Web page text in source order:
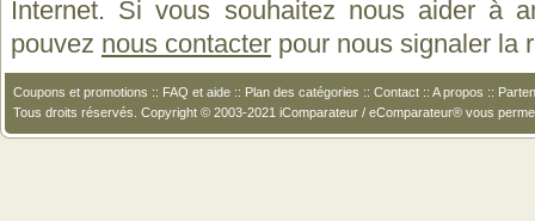
Internet. Si vous souhaitez nous aider à
pouvez nous contacter pour nous signaler la
Coupons et promotions :: FAQ et aide :: Plan des catégories :: Contact :: A propos ::
Tous droits réservés. Copyright © 2003-2021 iComparateur / eComparateur® vous